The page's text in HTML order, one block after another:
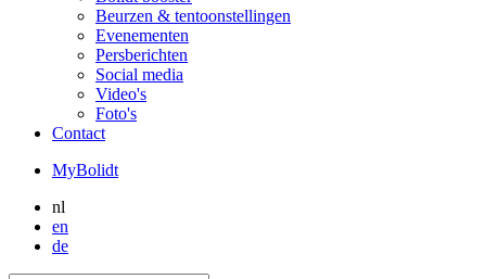
Beurzen & tentoonstellingen
Evenementen
Persberichten
Social media
Video's
Foto's
Contact
MyBolidt
nl
en
de